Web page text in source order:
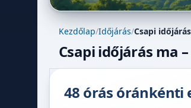
Kezdőlap/Időjárás/Csapi időjárás
Csapi időjárás ma
48 órás óránkénti